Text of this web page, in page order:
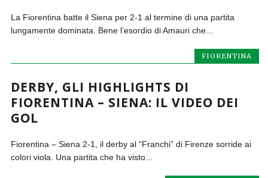
La Fiorentina batte il Siena per 2-1 al termine di una partita
lungamente dominata. Bene l’esordio di Amauri che...
FIORENTINA
DERBY, GLI HIGHLIGHTS DI
FIORENTINA – SIENA: IL VIDEO DEI
GOL
Fiorentina – Siena 2-1, il derby al “Franchi” di Firenze sorride ai
colori viola. Una partita che ha visto...